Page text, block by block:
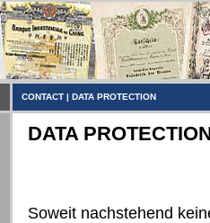
CONTACT | DATA PROTECTION
DATA
Soweit nachstehend